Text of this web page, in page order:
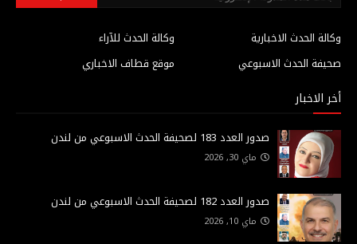
وكالة الحدث للآراء
وكالة الحدث الاخبارية
موقع قطاف الاخباري
صحيفة الحدث الاسبوعي
أخر الاخبار
صدور العدد 183 لصحيفة الحدث الاسبوعي من لندن
ماي 30, 2026
صدور العدد 182 لصحيفة الحدث الاسبوعي من لندن
ماي 10, 2026